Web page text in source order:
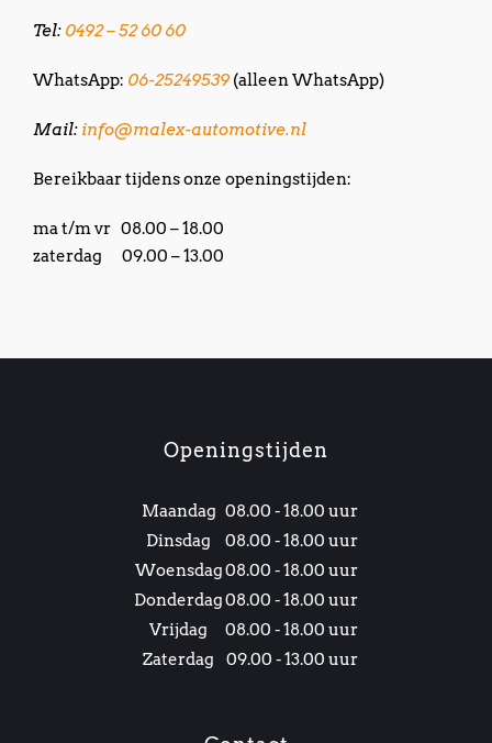
Tel: 0492 – 52 60 60
WhatsApp: 06-25249539 (alleen WhatsApp)
Mail: info@malex-automotive.nl
Bereikbaar tijdens onze openingstijden:
ma t/m vr 08.00 – 18.00
zaterdag 09.00 – 13.00
Openingstijden
Maandag 08.00 - 18.00 uur
Dinsdag
08.00 - 18.00 uur
Woensdag08.00 - 18.00 uur
Donderdag08.00 - 18.00 uur
Vrijdag
08.00 - 18.00 uur
Zaterdag
09.00 - 13.00 uur